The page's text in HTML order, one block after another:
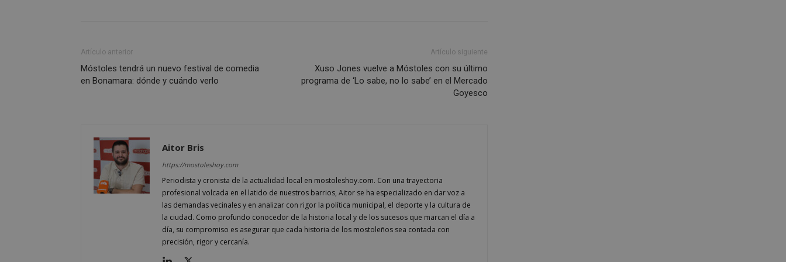
Artículo anterior
Móstoles tendrá un nuevo festival de comedia
en Bonamara: dónde y cuándo verlo
Artículo siguiente
Xuso Jones vuelve a Móstoles con su último
programa de ‘Lo sabe, no lo sabe’ en el Mercado
Goyesco
Aitor Bris
https://mostoleshoy.com
Periodista y cronista de la actualidad local en mostoleshoy.com. Con una trayectoria
profesional volcada en el latido de nuestros barrios, Aitor se ha especializado en dar voz a
las demandas vecinales y en analizar con rigor la política municipal, el deporte y la cultura de
la ciudad. Como profundo conocedor de la historia local y de los sucesos que marcan el día a
día, su compromiso es asegurar que cada historia de los mostoleños sea contada con
precisión, rigor y cercanía.
utiliza para mantener las variables de sesión del usuario.
Normalmente es un número generado al azar, la forma en
que se usa puede ser específico del sitio, pero un buen
ejemplo es mantener un estado de inicio de sesión para un
usuario entre páginas.
Google reCAPTCHA establece una cookie necesaria
.vimeo.com
Esto es beneficioso para el sitio web, con el fin de realizar
informes válidos sobre el uso de su sitio web.
Storage declaration
Nombre Storage type
job_listing_60028_0